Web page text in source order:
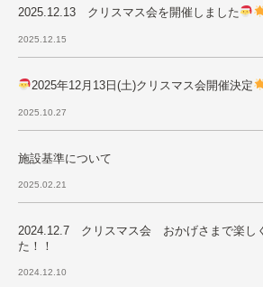
2025.12.13 クリスマス会を開催しました
2025.12.15
2025年12月13日(土)クリスマス会開催決定
2025.10.27
施設基準について
2025.02.21
2024.12.7 クリスマス会 おかげさまで楽し
た！！
2024.12.10